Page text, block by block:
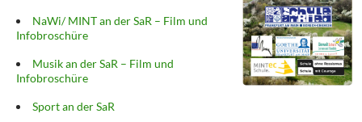
NaWi/ MINT an der SaR – Film und
Infobroschüre
Musik an der SaR – Film und
Infobroschüre
Sport an der SaR